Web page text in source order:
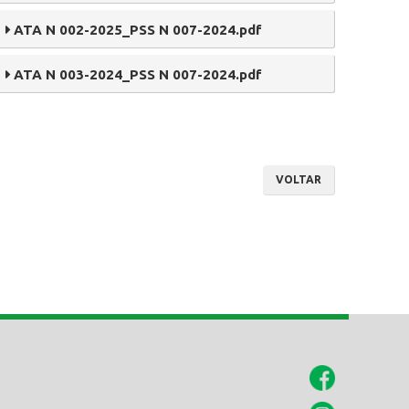
ATA N 002-2025_PSS N 007-2024.pdf
ATA N 003-2024_PSS N 007-2024.pdf
VOLTAR